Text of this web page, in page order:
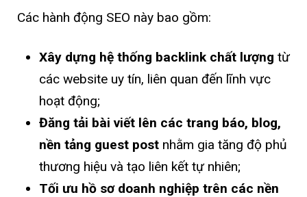
Các hành động SEO này bao gồm:
Xây dựng hệ thống backlink chất lượng từ
các website uy tín, liên quan đến lĩnh vực
hoạt động;
Đăng tải bài viết lên các trang báo, blog,
nền tảng guest postnhằm gia tăng độ phủ
thương hiệu và tạo liên kết tự nhiên;
Tối ưu hồ sơ doanh nghiệp trên các nền